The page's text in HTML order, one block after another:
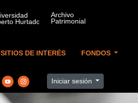
SITIOS DE INTERÉS FONDOS
Iniciar sesión